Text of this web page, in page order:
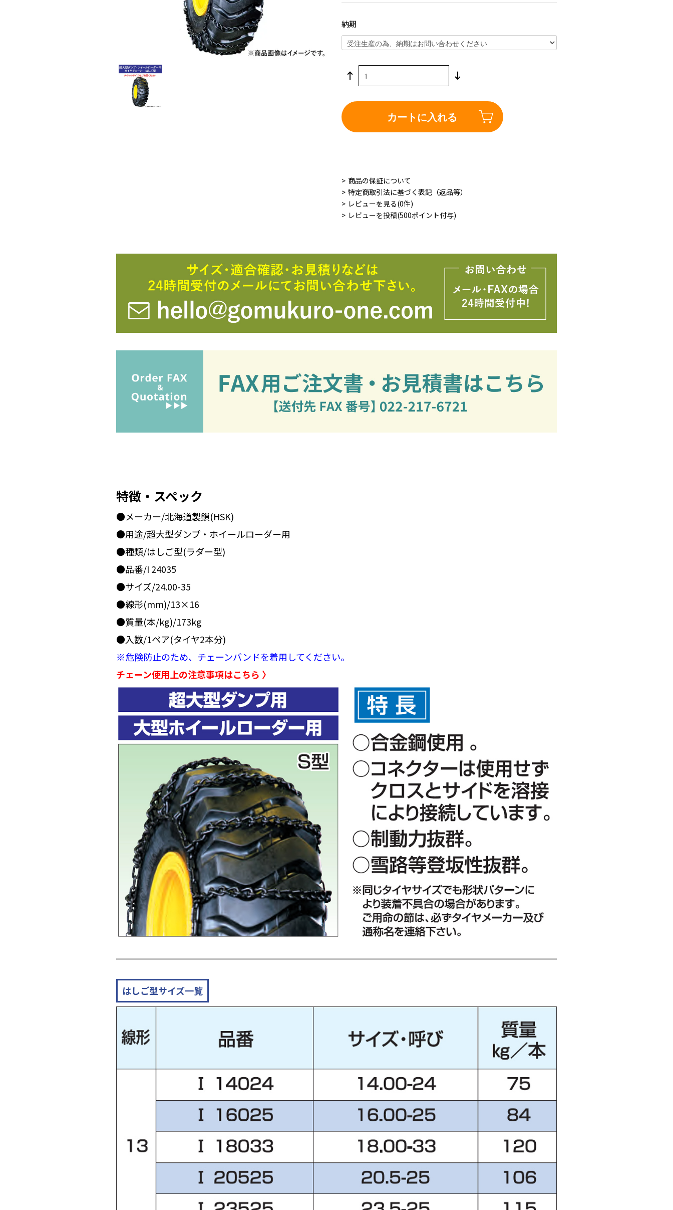
納期
カートに入れる
商品の保証について
特定商取引法に基づく表記（返品等）
レビューを見る(0件)
レビューを投稿(500ポイント付与)
特徴・スペック
●メーカー/北海道製鎖(HSK)
●用途/超大型ダンプ・ホイールローダー用
●種類/はしご型(ラダー型)
●品番/I 24035
●サイズ/24.00-35
●線形(mm)/13×16
●質量(本/kg)/173kg
●入数/1ペア(タイヤ2本分)
※危険防止のため、チェーンバンドを着用してください。
チェーン使用上の注意事項はこちら 〉
はしご型サイズ一覧